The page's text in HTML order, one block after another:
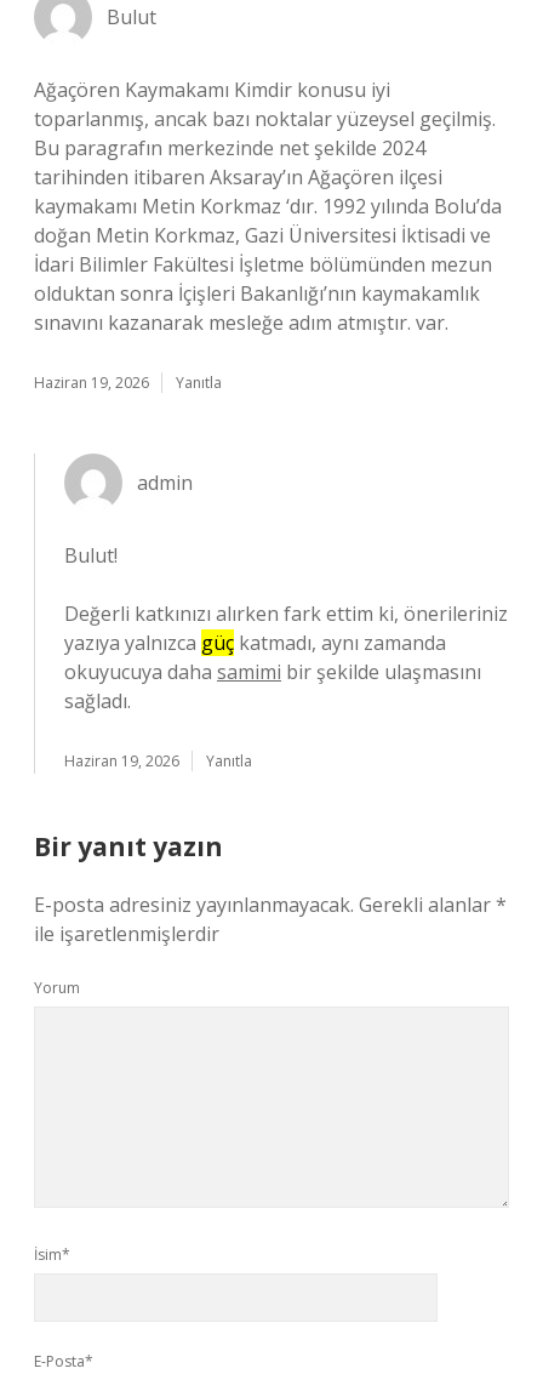
Bulut
Ağaçören Kaymakamı Kimdir konusu iyi
toparlanmış, ancak bazı noktalar yüzeysel geçilmiş.
Bu paragrafın merkezinde net şekilde 2024
tarihinden itibaren Aksaray’ın Ağaçören ilçesi
kaymakamı Metin Korkmaz ‘dır. 1992 yılında Bolu’da
doğan Metin Korkmaz, Gazi Üniversitesi İktisadi ve
İdari Bilimler Fakültesi İşletme bölümünden mezun
olduktan sonra İçişleri Bakanlığı’nın kaymakamlık
sınavını kazanarak mesleğe adım atmıştır. var.
Haziran 19, 2026 Yanıtla
admin
Bulut!
Değerli katkınızı alırken fark ettim ki, önerileriniz
yazıya yalnızca güç katmadı, aynı zamanda
okuyucuya daha samimi bir şekilde ulaşmasını
sağladı.
Haziran 19, 2026 Yanıtla
Bir yanıt yazın
E-posta adresiniz yayınlanmayacak. Gerekli alanlar*
ile işaretlenmişlerdir
Yorum
İsim*
E-Posta*